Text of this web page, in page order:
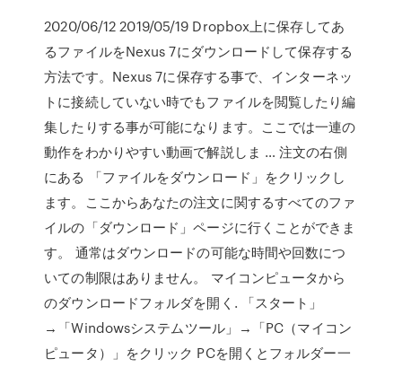
2020/06/12 2019/05/19 Dropbox上に保存してあ
るファイルをNexus 7にダウンロードして保存する
方法です。Nexus 7に保存する事で、インターネッ
トに接続していない時でもファイルを閲覧したり編
集したりする事が可能になります。ここでは一連の
動作をわかりやすい動画で解説しま … 注文の右側
にある 「ファイルをダウンロード」をクリックし
ます。ここからあなたの注文に関するすべてのファ
イルの「ダウンロード」ページに行くことができま
す。 通常はダウンロードの可能な時間や回数につ
いての制限はありません。 マイコンピュータから
のダウンロードフォルダを開く. 「スタート」
→「Windowsシステムツール」→「PC（マイコン
ピュータ）」をクリック PCを開くとフォルダー一